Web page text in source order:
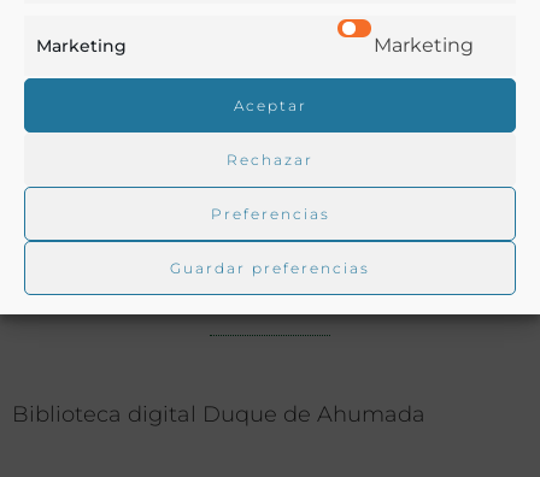
Marketing Marketing
Aceptar
Rechazar
Preferencias
Guardar preferencias
Ver más libros con las palabras clave:
Agricultura,Alicante,Colonias,Emigración
Buscar en la biblioteca
Biblioteca digital Duque de Ahumada